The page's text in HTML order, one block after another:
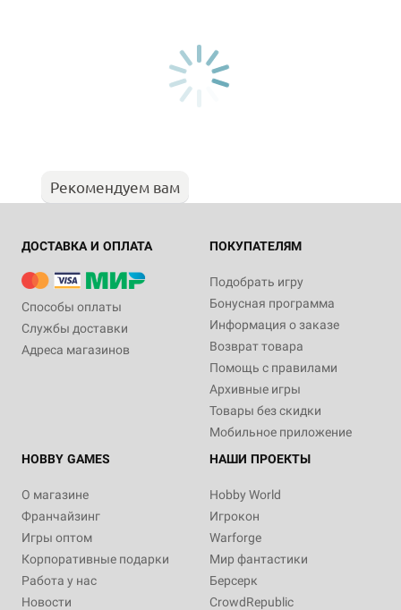
Рекомендуем вам
ДОСТАВКА И ОПЛАТА
Способы оплаты
Службы доставки
Адреса магазинов
ПОКУПАТЕЛЯМ
Подобрать игру
Бонусная программа
Информация о заказе
Возврат товара
Помощь с правилами
Архивные игры
Товары без скидки
Мобильное приложение
HOBBY GAMES
О магазине
Франчайзинг
Игры оптом
Корпоративные подарки
Работа у нас
Новости
НАШИ ПРОЕКТЫ
Hobby World
Игрокон
Warforge
Мир фантастики
Берсерк
CrowdRepublic